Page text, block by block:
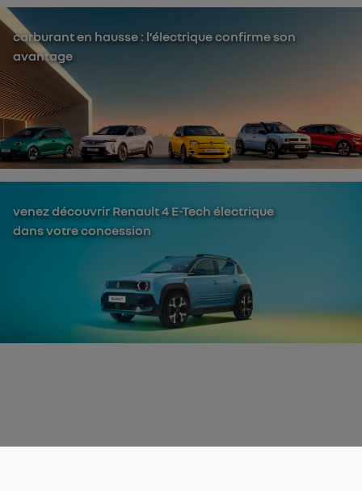
carburant en hausse : l’électrique confirme son
avantage
venez découvrir Renault 4 E-Tech électrique
dans votre concession